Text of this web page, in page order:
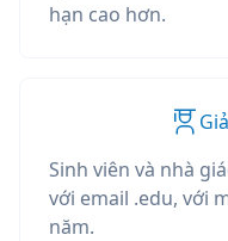
hạn cao hơn.
Sinh viên và nhà
với email .edu, với
năm.